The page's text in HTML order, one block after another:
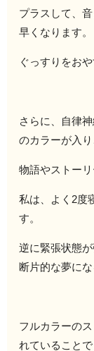
プラスして、
早くなります。
ぐっすりをお
さらに、自律
のカラーが入り
物語やストー
私は、よく2度
す。
逆に緊張状態
断片的な夢にな
フルカラーの
れていることで